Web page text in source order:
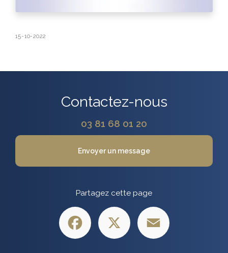
15-10-2022
Contactez-nous
03 81 68 01 20
Envoyer un message
Partagez cette page
Facebook